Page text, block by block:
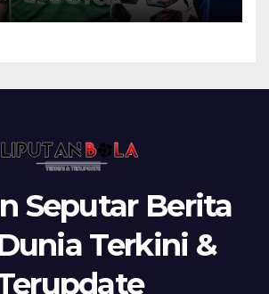
Seputar Berita
Terkini &